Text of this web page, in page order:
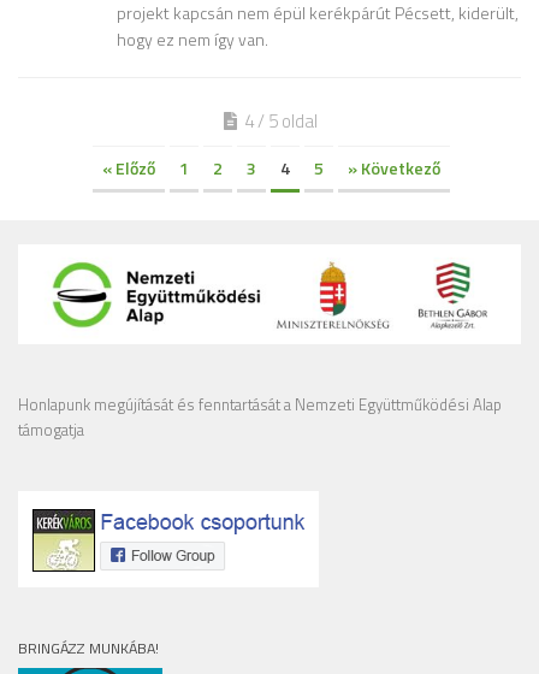
projekt kapcsán nem épül kerékpárút Pécsett, kiderült,
hogy ez nem így van.
4 / 5 oldal
« Előző 1 2 3 4 5 » Következő
Honlapunk megújítását és fenntartását a Nemzeti Együttműködési Alap
támogatja
BRINGÁZZ MUNKÁBA!